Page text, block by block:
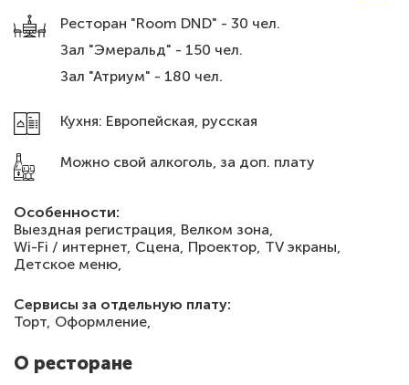
Ресторан "Room DND" - 30 чел.
Зал "Эмеральд" - 150 чел.
Зал "Атриум" - 180 чел.
Кухня: Европейская, русская
Можно свой алкоголь, за доп. плату
Особенности:
Выездная регистрация, Велком зона,
Wi-Fi / интернет, Сцена, Проектор, TV экраны,
Детское меню,
Сервисы за отдельную плату:
Торт, Оформление,
О ресторане